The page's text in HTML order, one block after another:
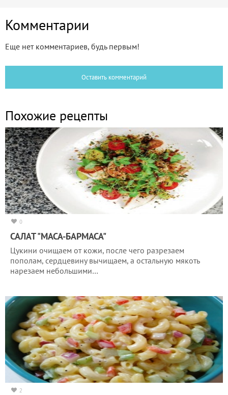
Комментарии
Еще нет комментариев, будь первым!
Оставить комментарий
Похожие рецепты
0
САЛАТ "МАСА-БАРМАСА"
Цукини очищаем от кожи, после чего разрезаем
пополам, сердцевину вычищаем, а остальную мякоть
нарезаем небольшими…
2